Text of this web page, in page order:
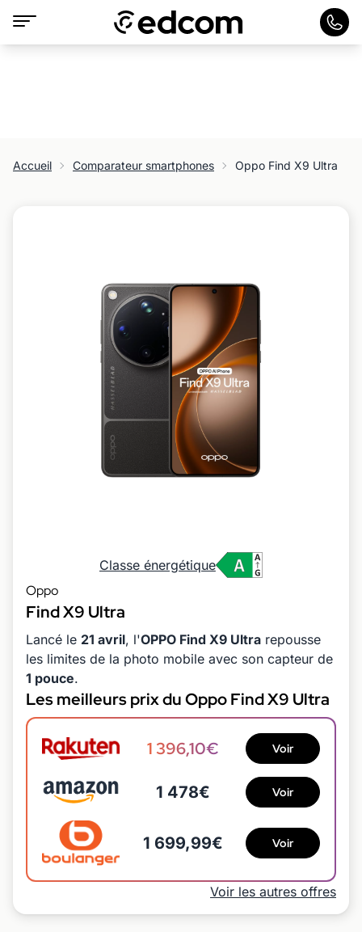
Accueil Comparateur smartphones Oppo Find X9 Ultra
Classe énergétique
Oppo
Find X9 Ultra
Lancé le 21 avril, l'OPPO Find X9 Ultra repousse
les limites de la photo mobile avec son capteur de
1 pouce.
Les meilleurs prix du Oppo Find X9 Ultra
1 396,10€ Voir
1 478€ Voir
1 699,99€ Voir
Voir les autres offres